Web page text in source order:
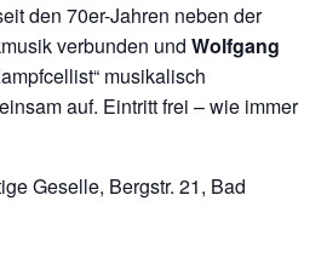
den 70er-Jahren neben der
verbunden und Wolfgang
musikalisch
auf. Eintritt frei – wie immer
Geselle, Bergstr. 21, Bad